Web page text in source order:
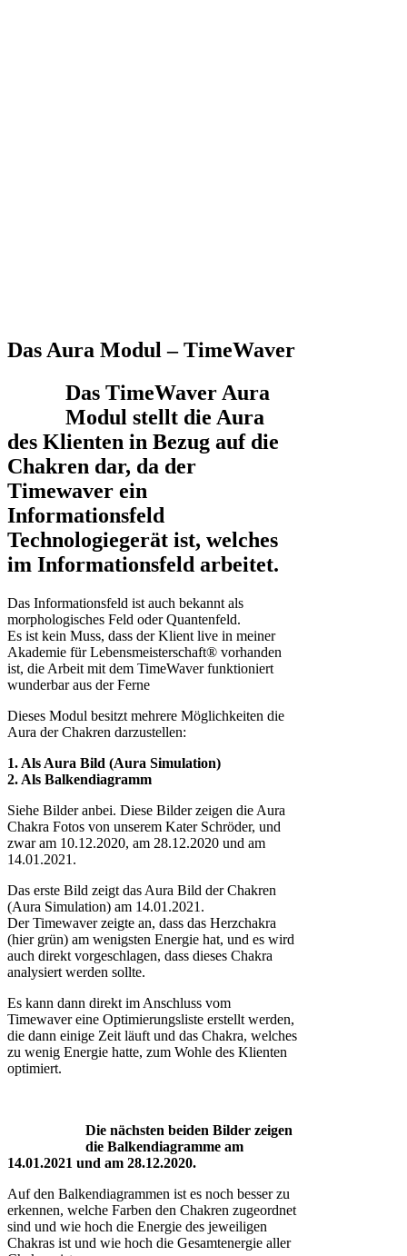
Das Aura Modul – TimeWaver
Das TimeWaver Aura
Modul stellt die Aura
des Klienten in Bezug auf die
Chakren dar, da der
Timewaver ein
Informationsfeld
Technologiegerät ist, welches
im Informationsfeld arbeitet.
Das Informationsfeld ist auch bekannt als
morphologisches Feld oder Quantenfeld.
Es ist kein Muss, dass der Klient live in meiner
Akademie für Lebensmeisterschaft® vorhanden
ist, die Arbeit mit dem TimeWaver funktioniert
wunderbar aus der Ferne
Dieses Modul besitzt mehrere Möglichkeiten die
Aura der Chakren darzustellen:
1. Als Aura Bild (Aura Simulation)
2. Als Balkendiagramm
Siehe Bilder anbei. Diese Bilder zeigen die Aura
Chakra Fotos von unserem Kater Schröder, und
zwar am 10.12.2020, am 28.12.2020 und am
14.01.2021.
Das erste Bild zeigt das Aura Bild der Chakren
(Aura Simulation) am 14.01.2021.
Der Timewaver zeigte an, dass das Herzchakra
(hier grün) am wenigsten Energie hat, und es wird
auch direkt vorgeschlagen, dass dieses Chakra
analysiert werden sollte.
Es kann dann direkt im Anschluss vom
Timewaver eine Optimierungsliste erstellt werden,
die dann einige Zeit läuft und das Chakra, welches
zu wenig Energie hatte, zum Wohle des Klienten
optimiert.
Die nächsten beiden Bilder zeigen
die Balkendiagramme am
14.01.2021 und am 28.12.2020.
Auf den Balkendiagrammen ist es noch besser zu
erkennen, welche Farben den Chakren zugeordnet
sind und wie hoch die Energie des jeweiligen
Chakras ist und wie hoch die Gesamtenergie aller